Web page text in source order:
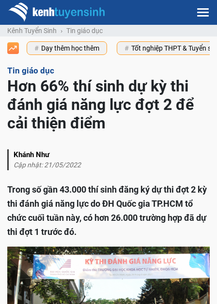
Kênh Tuyển Sinh Tin giáo dục
Dạy thêm học thêm Tốt nghiệp THPT & Tuyển
Tin giáo dục
Hơn 66% thí sinh dự kỳ thi
đánh giá năng lực đợt 2 để
cải thiện điểm
Khánh Như
Cập nhật: 21/05/2022
Trong số gần 43.000 thí sinh đăng ký dự thi đợt 2 kỳ
thi đánh giá năng lực do ĐH Quốc gia TP.HCM tổ
chức cuối tuần này, có hơn 26.000 trường hợp đã dự
thi đợt 1 trước đó.